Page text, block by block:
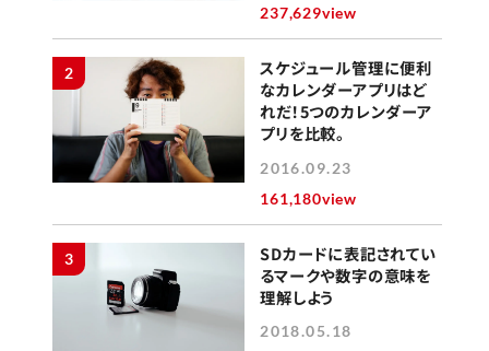
237,629view
2
スケジュール管理に便利
なカレンダーアプリはど
れだ！5つのカレンダーア
プリを比較。
2016.09.23
161,180view
3
SDカードに表記されてい
るマークや数字の意味を
理解しよう
2018.05.18